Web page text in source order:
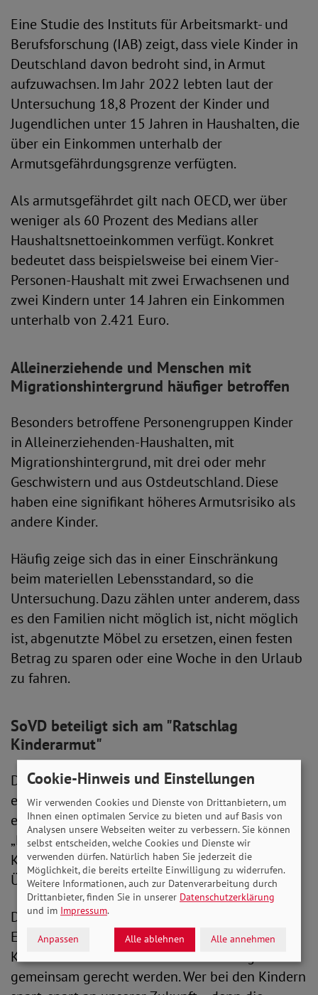
Eine Studie des Instituts für Arbeitsmarkt- und
Berufsforschung (IAB) zeigt, dass viele Kinder in
Deutschland davon bedroht sind, in Armut
aufzuwachsen. Im Jahr 2022 lebten laut der
Untersuchung 18,8 Prozent der Kinder und
Jugendlichen unter 15 Jahren in Haushalten, die
über ein Einkommen unterhalb der
Armutsgefährdungsgrenze verfügten.
Als armutsgefährdet gilt nach OECD, wer über
weniger als 60 Prozent des Medians aller
Haushaltsnettoeinkommen verfügt. Konkret
bedeutet dass beispielsweise bei einem Vier-
Personen-Haushalt mit zwei Erwachsenen und
zwei Kindern unter 14 Jahren ein Einkommen
unterhalb von 2.421 Euro.
Alleinerziehende und Menschen mit
Migrationshintergrund häufiger betroffen
Besonders betroffene Personengruppen Kinder
in Alleinerziehenden-Haushalten, mit
Migrationshintergrund, mit drei oder mehr
Geschwistern und aus Ostdeutschland. Diese
haben eine signifikant höheres Armutsrisiko als
andere Kinder.
Häufig zeige sich das in einer Einschränkung
beim materiellen Lebensstandard, so die
Untersuchung. Dazu zählen unter anderem, dass
es den Familien nicht möglich ist, nicht möglich
ist, abgenutzte Möbel zu ersetzen, einen festen
Betrag zu sparen oder eine Woche in den Urlaub
zu fahren.
SoVD beteiligt sich am "Ratschlag
Kinderarmut"
Der SoVD betrachtet Kinderarmut als ein
ernstzunehmendes Problem. Kürzlich beteiligte
er sich an einem Aufruf des Bündnisses
„Ratschlag Kinderarmut“, der eine gemeinsame
Kraftanstrengung aller staatlichen Ebenen zur
Überwindung von Kinderarmut forderte.
Die SoVD-Vorstandsvorsitzende Michaela
Engelmeier sagte dazu: „Bund, Länder und
Kommunen müssen ihrer Verantwortung
gemeinsam gerecht werden. Wer bei den Kindern
Cookie-Hinweis und Einstellungen
Wir verwenden Cookies und Dienste von Drittanbietern, um
Ihnen einen optimalen Service zu bieten und auf Basis von
Analysen unsere Webseiten weiter zu verbessern. Sie können
selbst entscheiden, welche Cookies und Dienste wir
verwenden dürfen. Natürlich haben Sie jederzeit die
Möglichkeit, die bereits erteilte Einwilligung zu widerrufen.
Weitere Informationen, auch zur Datenverarbeitung durch
Drittanbieter, finden Sie in unserer Datenschutzerklärung
und im Impressum.
Anpassen Alle ablehnen Alle annehmen